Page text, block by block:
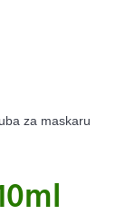
za maskaru